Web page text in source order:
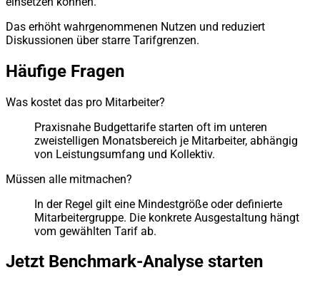
Das erhöht wahrgenommenen Nutzen und reduziert
Diskussionen über starre Tarifgrenzen.
Häufige Fragen
Was kostet das pro Mitarbeiter?
Praxisnahe Budgettarife starten oft im unteren
zweistelligen Monatsbereich je Mitarbeiter, abhängig
von Leistungsumfang und Kollektiv.
Müssen alle mitmachen?
In der Regel gilt eine Mindestgröße oder definierte
Mitarbeitergruppe. Die konkrete Ausgestaltung hängt
vom gewählten Tarif ab.
Jetzt Benchmark-Analyse starten